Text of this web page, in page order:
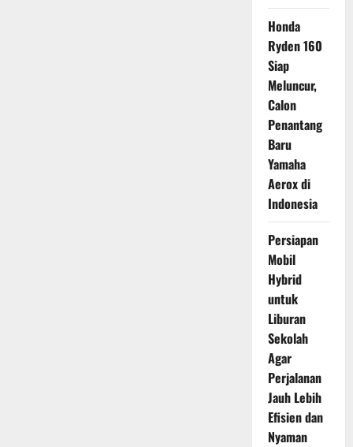
Honda
Ryden 160
Siap
Meluncur,
Calon
Penantang
Baru
Yamaha
Aerox di
Indonesia
Persiapan
Mobil
Hybrid
untuk
Liburan
Sekolah
Agar
Perjalanan
Jauh Lebih
Efisien dan
Nyaman